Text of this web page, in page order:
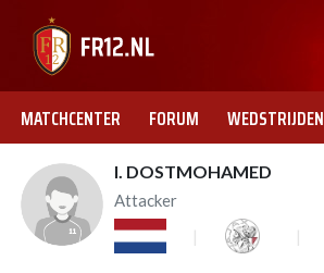
MATCHCENTER FORUM WEDSTRIJDEN
I. DOSTMOHAMED
Attacker